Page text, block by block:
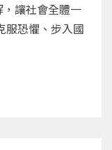
讓社會全體一
服恐懼、步入國